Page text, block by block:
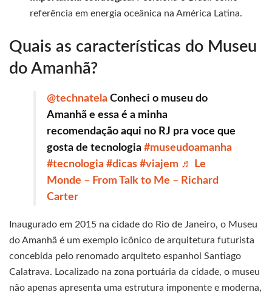
referência em energia oceânica na América Latina.
Quais as características do Museu
do Amanhã?
@technatela Conheci o museu do
Amanhã e essa é a minha
recomendação aqui no RJ pra voce que
gosta de tecnologia #museudoamanha
#tecnologia #dicas #viajem ♬ Le
Monde – From Talk to Me – Richard
Carter
Inaugurado em 2015 na cidade do Rio de Janeiro, o Museu
do Amanhã é um exemplo icônico de arquitetura futurista
concebida pelo renomado arquiteto espanhol Santiago
Calatrava. Localizado na zona portuária da cidade, o museu
não apenas apresenta uma estrutura imponente e moderna,